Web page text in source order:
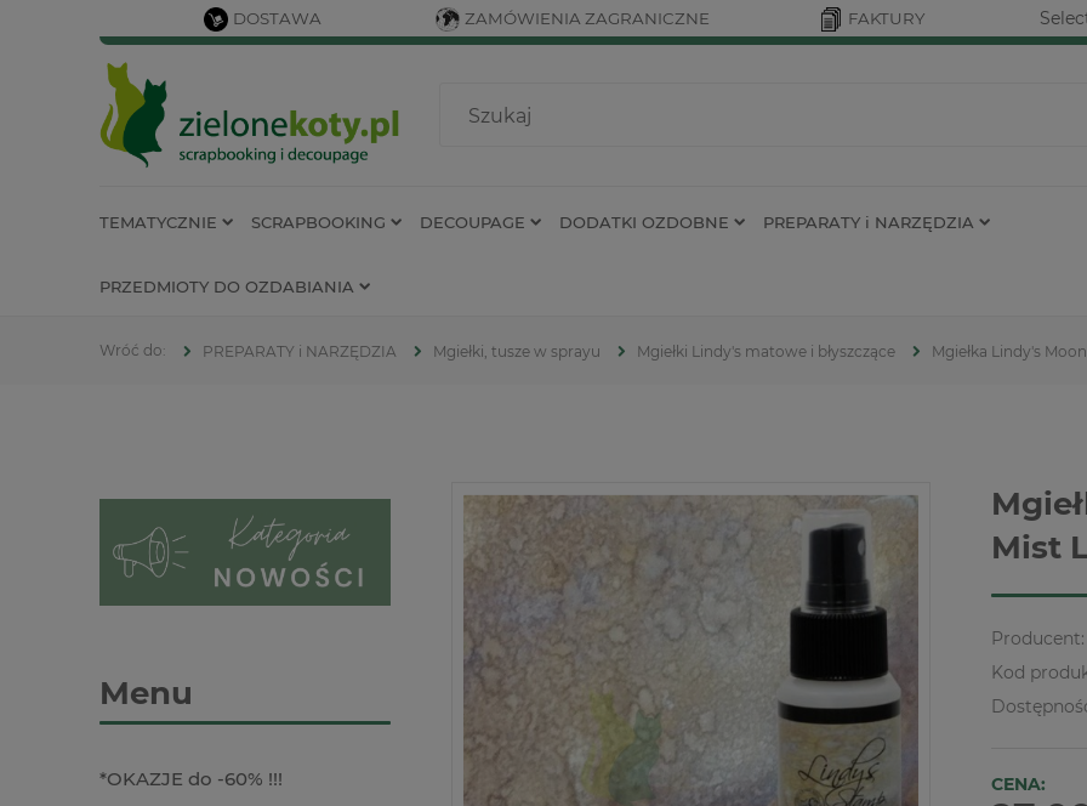
DOSTAWA ZAMÓWIENIA ZAGRANICZNE FAKTURY
TEMATYCZNIE SCRAPBOOKING DECOUPAGE DODATKI OZDOBNE PREPARATY i NARZĘDZIA
PRZEDMIOTY DO OZDABIANIA
PREPARATY i NARZĘDZIA Mgiełki, tusze w sprayu Mgiełki Lindy's matowe i błyszczące Mgiełka Lindy's
Menu
*OKAZJE do -60% !!!
Mist
Producent:
Kod
CENA: